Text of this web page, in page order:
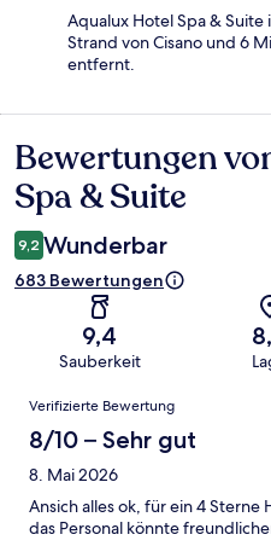
Aqualux Hotel Spa &
Strand von Cisano und 6
entfernt.
Bewertungen
Bewertungen
Spa & Suite
9,2 Wunderbar
683 Bewertungen
9,4
Sauberkeit
Bewertungen
Verifizierte Bewertung
8/10 – Sehr gut
8. Mai 2026
Ansich alles ok, für ein 4 Sterne
das Personal könnte